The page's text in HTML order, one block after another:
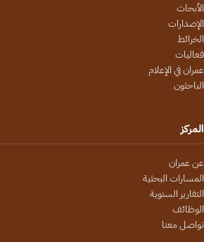
الأبحاث
الإصدارات
الخرائط
فعاليات
عمران في الإعلام
الباحثون
المركز
عن عمران
المسارات البحثية
التقارير السنوية
الوظائف
تواصل معنا